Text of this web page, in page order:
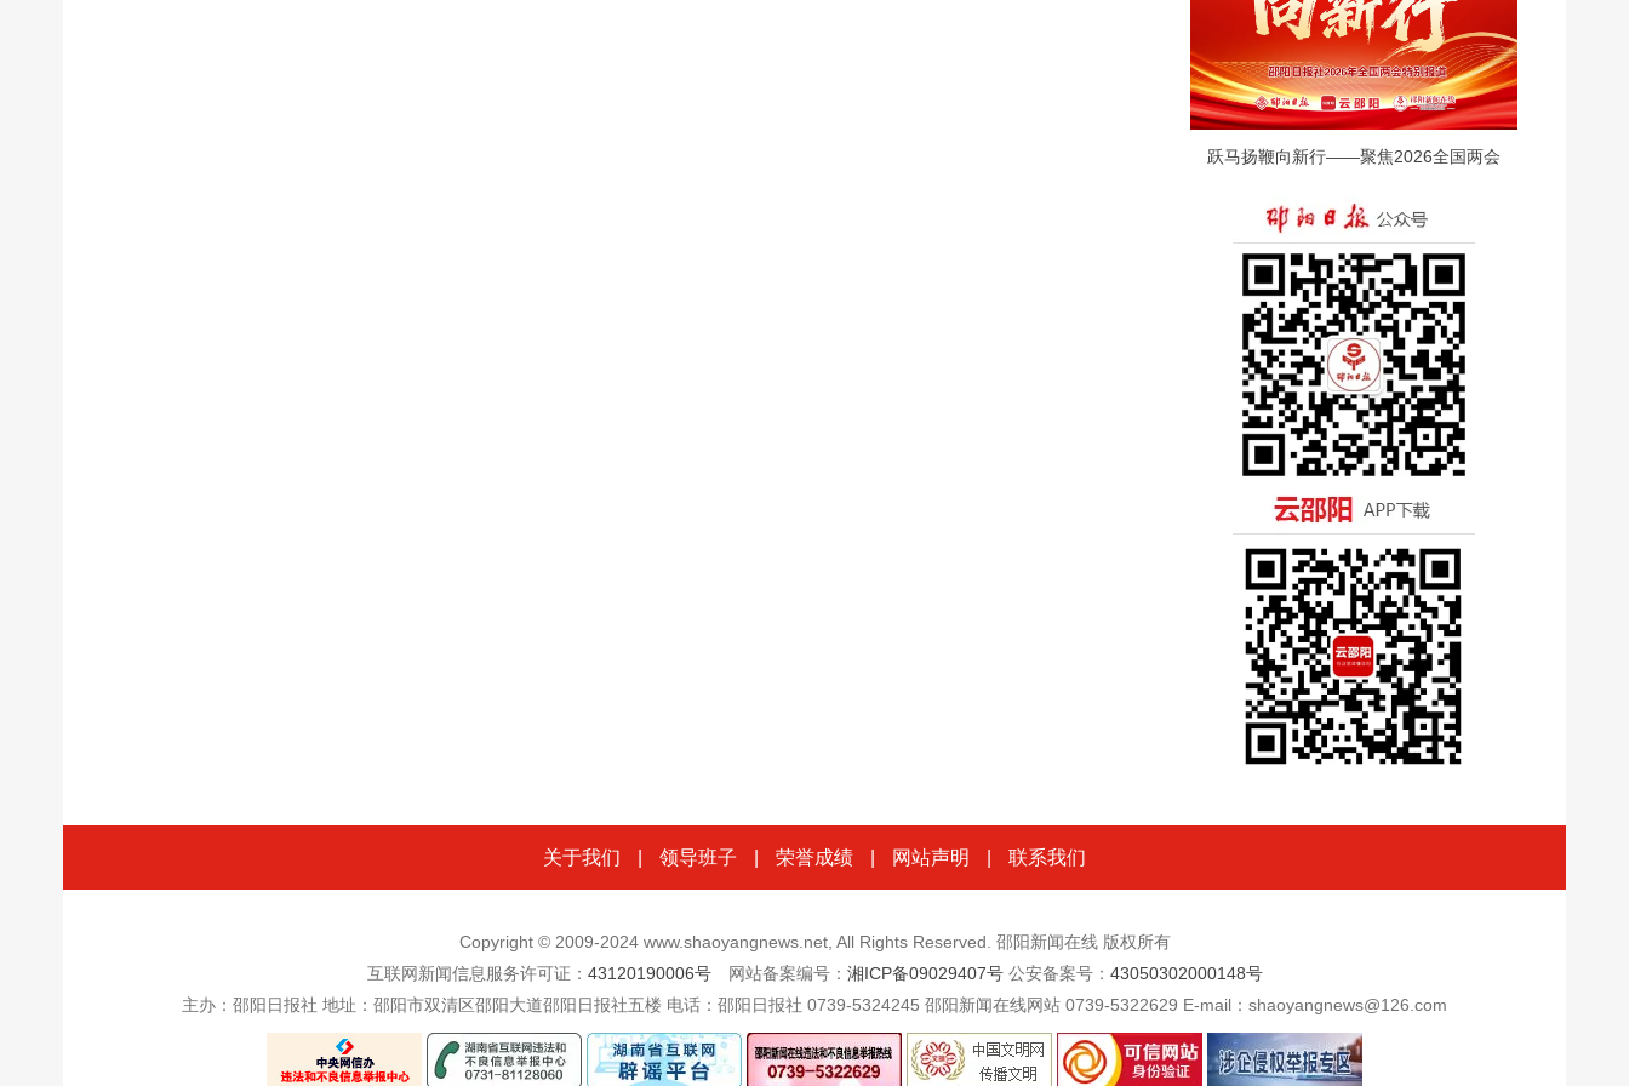
跃马扬鞭向新行——聚焦2026全国两会
关于我们 领导班子 荣誉成绩 网站声明 联系我们
Copyright © 2009-2024 www.shaoyangnews.net, All Rights Reserved. 邵阳新闻在线 版权所有
互联网新闻信息服务许可证： 43120190006号网站备案编号： 湘ICP备09029407号公安备案号： 43050302000148号
主办：邵阳日报社 地址：邵阳市双清区邵阳大道邵阳日报社五楼 电话：邵阳日报社 0739-5324245 邵阳新闻在线网站 0739-5322629 E-mail：shaoyangnews@126.com